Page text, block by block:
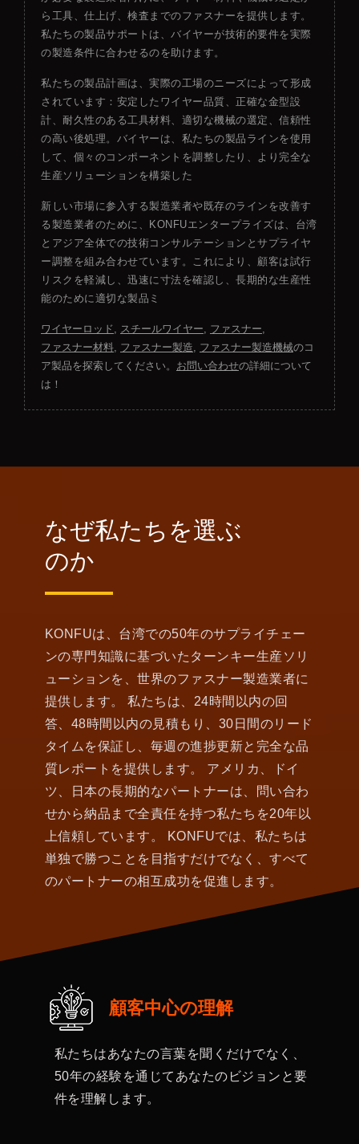
ら工具、仕上げ、検査までのファスナーを提供します。
私たちの製品サポートは、バイヤーが技術的要件を実際
の製造条件に合わせるのを助けます。
私たちの製品計画は、実際の工場のニーズによって形成
されています：安定したワイヤー品質、正確な金型設
計、耐久性のある工具材料、適切な機械の選定、信頼性
の高い後処理。バイヤーは、私たちの製品ラインを使用
して、個々のコンポーネントを調整したり、より完全な
生産ソリューションを構築した
新しい市場に参入する製造業者や既存のラインを改善す
る製造業者のために、KONFUエンタープライズは、台湾
とアジア全体での技術コンサルテーションとサプライヤ
ー調整を組み合わせています。これにより、顧客は試行
リスクを軽減し、迅速に寸法を確認し、長期的な生産性
能のために適切な製品ミ
ワイヤーロッド , スチールワイヤー, ファスナー,
ファスナー材料, ファスナー製造, ファスナー製造機械のコ
ア製品を探索してください。 お問い合わせの詳細について
は！
なぜ私たちを選ぶ
のか
KONFUは、台湾での50年のサプライチェー
ンの専門知識に基づいたターンキー生産ソリ
ューションを、世界のファスナー製造業者に
提供します。 私たちは、24時間以内の回
答、48時間以内の見積もり、30日間のリード
タイムを保証し、毎週の進捗更新と完全な品
質レポートを提供します。 アメリカ、ドイ
ツ、日本の長期的なパートナーは、問い合わ
せから納品まで全責任を持つ私たちを20年以
上信頼しています。 KONFUでは、私たちは
単独で勝つことを目指すだけでなく、すべて
のパートナーの相互成功を促進します。
顧客中心の理解
私たちはあなたの言葉を聞くだけでなく、
50年の経験を通じてあなたのビジョンと要
件を理解します。